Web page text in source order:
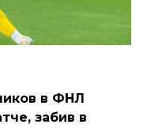
в ФНЛ
забив в